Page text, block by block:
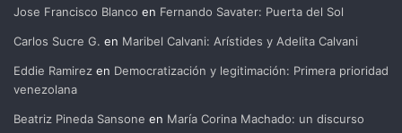
Jose Francisco Blanco en Fernando Savater: Puerta del Sol
Carlos Sucre G. en Maribel Calvani: Arístides y Adelita Calvani
Eddie Ramirez en Democratización y legitimación: Primera prioridad
venezolana
Beatriz Pineda Sansone en María Corina Machado: un discurso